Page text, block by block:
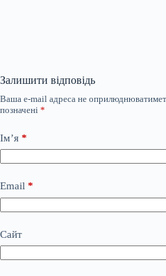
Залишити відповідь
Ваша e-mail адреса не
позначені *
Ім’я *
Email *
Сайт